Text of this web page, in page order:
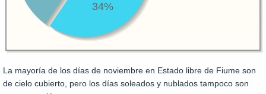
34%
La mayoría de los días de noviembre en Estado libre de Fiume son
de cielo cubierto, pero los días soleados y nublados tampoco son